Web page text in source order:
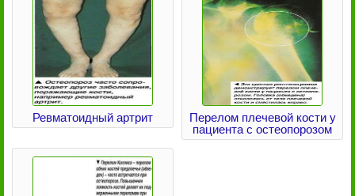
Ревматоидный артрит
Перелом плечевой кости у
пациента с остеопорозом